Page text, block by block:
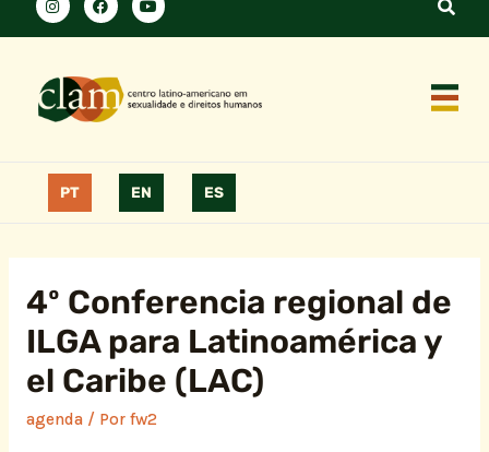
PT EN ES
4º Conferencia regional de
ILGA para Latinoamérica y
el Caribe (LAC)
agenda/ Por fw2